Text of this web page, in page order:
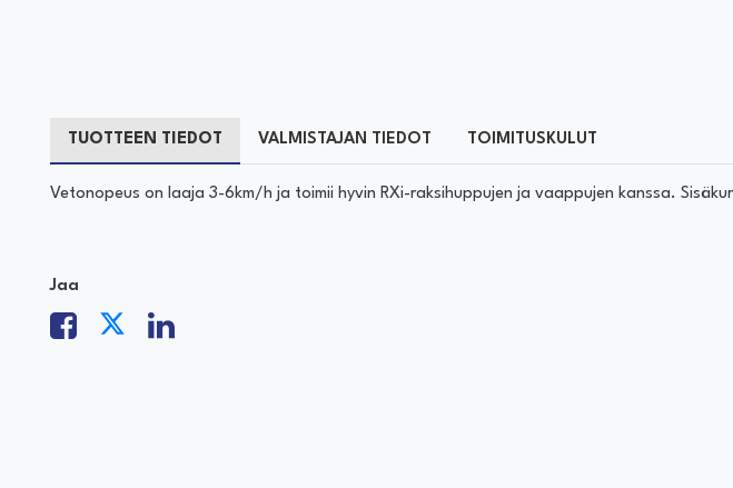
TUOTTEEN TIEDOT VALMISTAJAN TIEDOT TOIMITUSKULUT
Vetonopeus on laaja 3-6km/h ja toimii hyvin RXi-raksihuppujen ja vaappujen kanssa.
Jaa